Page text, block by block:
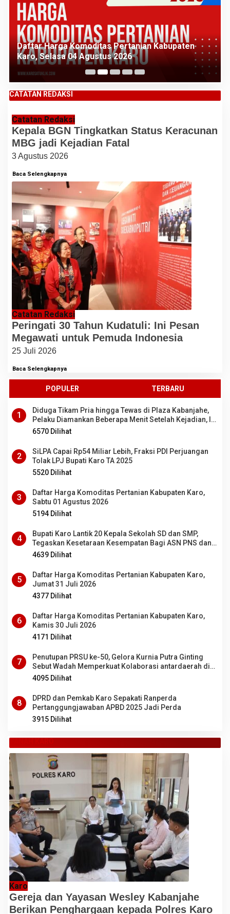
Daftar Harga Komoditas Pertanian Kabupaten
Karo, Selasa 04 Agustus 2026
CATATAN REDAKSI
Catatan Redaksi
Kepala BGN Tingkatkan Status Keracunan
MBG jadi Kejadian Fatal
3 Agustus 2026
Baca Selengkapnya
Catatan Redaksi
Peringati 30 Tahun Kudatuli: Ini Pesan
Megawati untuk Pemuda Indonesia
25 Juli 2026
Baca Selengkapnya
POPULER TERBARU
1
Diduga Tikam Pria hingga Tewas di Plaza Kabanjahe,
Pelaku Diamankan Beberapa Menit Setelah Kejadian, Ini
Motifnya
6570 Dilihat
2
SiLPA Capai Rp54 Miliar Lebih, Fraksi PDI Perjuangan
Tolak LPJ Bupati Karo TA 2025
5520 Dilihat
3
Daftar Harga Komoditas Pertanian Kabupaten Karo,
Sabtu 01 Agustus 2026
5194 Dilihat
4
Bupati Karo Lantik 20 Kepala Sekolah SD dan SMP,
Tegaskan Kesetaraan Kesempatan Bagi ASN PNS dan
PPPK
4639 Dilihat
5
Daftar Harga Komoditas Pertanian Kabupaten Karo,
Jumat 31 Juli 2026
4377 Dilihat
6
Daftar Harga Komoditas Pertanian Kabupaten Karo,
Kamis 30 Juli 2026
4171 Dilihat
7
Penutupan PRSU ke-50, Gelora Kurnia Putra Ginting
Sebut Wadah Memperkuat Kolaborasi antardaerah di
Sumut
4095 Dilihat
8
DPRD dan Pemkab Karo Sepakati Ranperda
Pertanggungjawaban APBD 2025 Jadi Perda
3915 Dilihat
TANAH KARO
Karo
Gereja dan Yayasan Wesley Kabanjahe
Berikan Penghargaan kepada Polres Karo